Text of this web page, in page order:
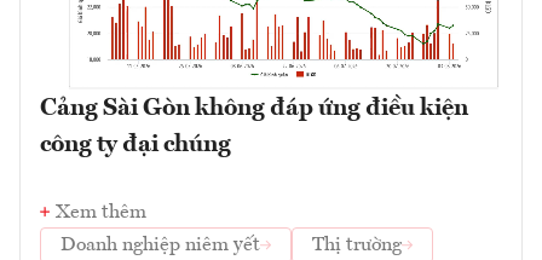
Cảng Sài Gòn không đáp ứng điều kiện
công ty đại chúng
Xem thêm
Doanh nghiệp niêm yết
Thị trường